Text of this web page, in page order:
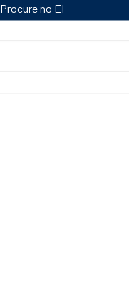
Procure no EI